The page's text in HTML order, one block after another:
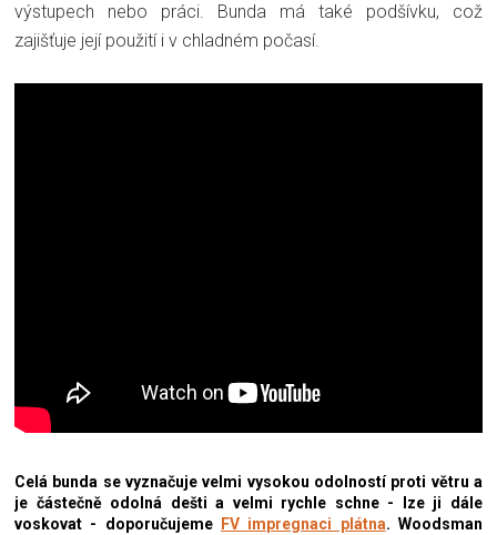
výstupech nebo práci. Bunda má také podšívku, což
zajišťuje její použití i v chladném počasí.
Celá bunda se vyznačuje velmi vysokou odolností proti větru a
je částečně odolná dešti a velmi rychle schne - lze ji dále
voskovat - doporučujeme
FV impregnaci plátna. Woodsman